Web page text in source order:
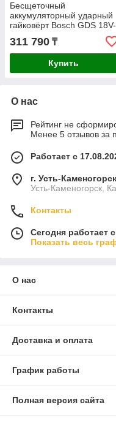
Бесщеточный
аккумуляторный ударный
гайковёрт Bosch GDS 18V-
400 Professional
06019K0020
311 790 ₸
Купить
О нас
Рейтинг не
Менее 5 отзывов за
Работает с
г. Усть-Каменогорск
Усть-Каменогорск,
Контакты
Сегодня работает
Показать весь
О нас
Контакты
Доставка и оплата
График работы
Полная версия сайта